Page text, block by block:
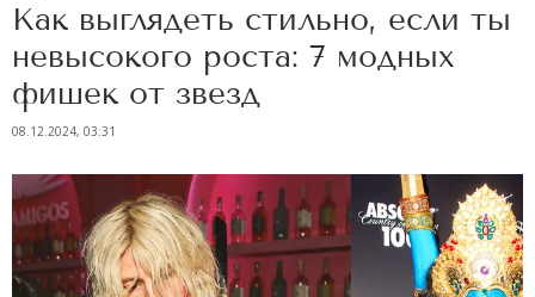
Как выглядеть стильно, если ты
невысокого роста: 7 модных
фишек от звезд
08.12.2024, 03:31